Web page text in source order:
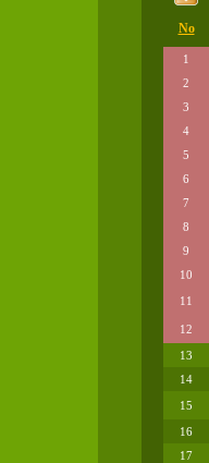
No
1
2
3
4
5
6
7
8
9
10
11
12
13
14
15
16
17